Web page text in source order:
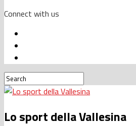
Connect with us
Lo sport della Vallesina